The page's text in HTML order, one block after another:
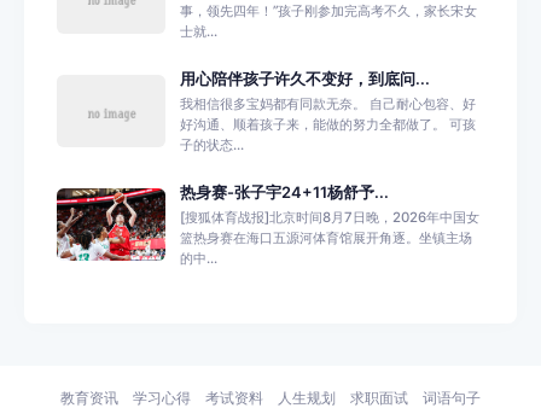
事，领先四年！”孩子刚参加完高考不久，家长宋女
士就...
用心陪伴孩子许久不变好，到底问...
我相信很多宝妈都有同款无奈。 自己耐心包容、好
好沟通、顺着孩子来，能做的努力全都做了。 可孩
子的状态...
热身赛-张子宇24+11杨舒予...
[搜狐体育战报]北京时间8月7日晚，2026年中国女
篮热身赛在海口五源河体育馆展开角逐。坐镇主场
的中...
教育资讯 学习心得 考试资料 人生规划 求职面试 词语句子